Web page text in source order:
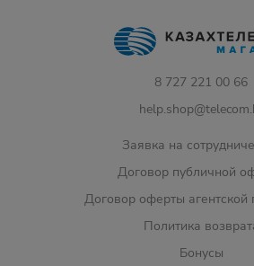
8 727 221 00 66
Заявка на
Договор публичной
Договор оферты агентской
Политика
Бонусы